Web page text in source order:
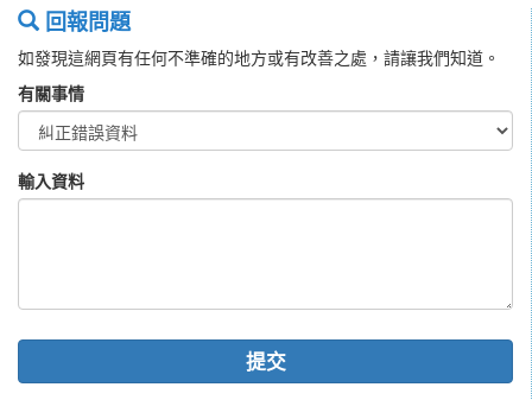
回報問題
如發現這網頁有任何不準確的地方或有改善之處，請讓我們知道。
有關事情
輸入資料
提交